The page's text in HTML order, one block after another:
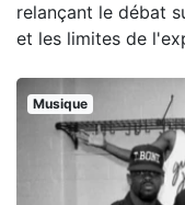
relançant le débat
et les limites de
Musique